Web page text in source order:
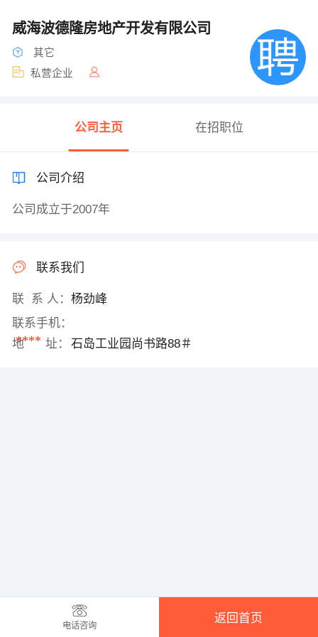
威海波德隆房地产开发有限公司
其它
私营企业
公司主页 在招职位
公司介绍
公司成立于2007年
联系我们
联 系 人： 杨劲峰
联系手机：
****
地 址： 石岛工业园尚书路88＃
电话咨询
返回首页